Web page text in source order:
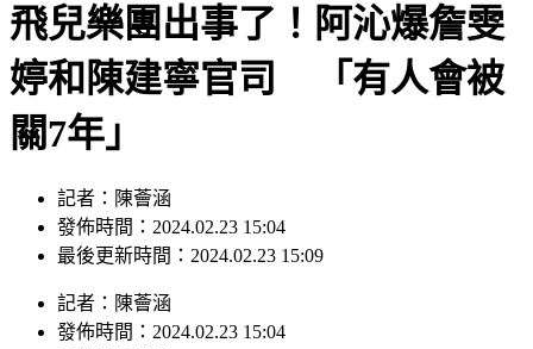
飛兒樂團出事了！阿沁爆詹雯
婷和陳建寧官司 「有人會被
關7年」
記者：陳薈涵
發佈時間：2024.02.23 15:04
最後更新時間：2024.02.23 15:09
記者 ： 陳薈涵
發佈時間： 2024.02.23 15:04